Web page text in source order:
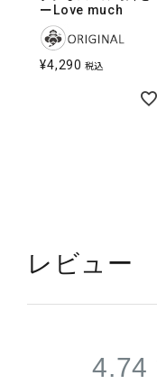
ーLove much
¥4,290 税込
レビュー
4.74